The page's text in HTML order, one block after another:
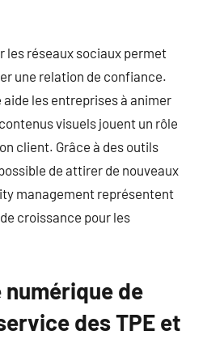
les réseaux sociaux permet
une relation de confiance.
les entreprises à animer
visuels jouent un rôle
client. Grâce à des outils
de attirer de nouveaux
management représentent
croissance pour les
de
des TPE et